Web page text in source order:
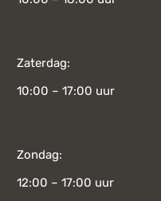
Zaterdag:
10:00 – 17:00 uur
Zondag:
12:00 – 17:00 uur